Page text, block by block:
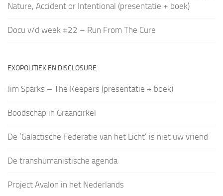
Nature, Accident or Intentional (presentatie + boek)
Docu v/d week #22 – Run From The Cure
EXOPOLITIEK EN DISCLOSURE
Jim Sparks – The Keepers (presentatie + boek)
Boodschap in Graancirkel
De ‘Galactische Federatie van het Licht’ is niet uw vriend
De transhumanistische agenda
Project Avalon in het Nederlands